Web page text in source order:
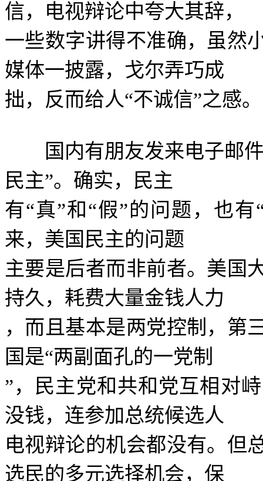
信，电视辩论中夸大其辞，
一些数字讲得不准确，虽然
媒体一披露，戈尔弄巧成
拙，反而给人“不诚信”之感。
国内有朋友发来电子邮件
民主”。确实，民主
有“真”和 “假”的问题，也有
来，美国民主的问题
主要是后者而非前者。美国
持久，耗费大量金钱人力
，而且基本是两党控制，第
国是“两副面孔的一党制
”，民主党和共和党互相对
没钱，连参加总统候选人
电视辩论的机会都没有。但
选民的多元选择机会，保